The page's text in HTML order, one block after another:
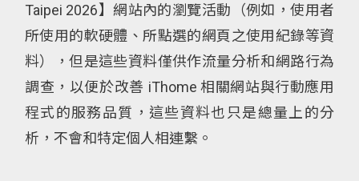
Taipei 2026】網站內的瀏覽活動（例如，使用者
所使用的軟硬體、所點選的網頁之使用紀錄等資
料），但是這些資料僅供作流量分析和網路行為
調查，以便於改善 iThome 相關網站與行動應用
程式的服務品質，這些資料也只是總量上的分
析，不會和特定個人相連繫。